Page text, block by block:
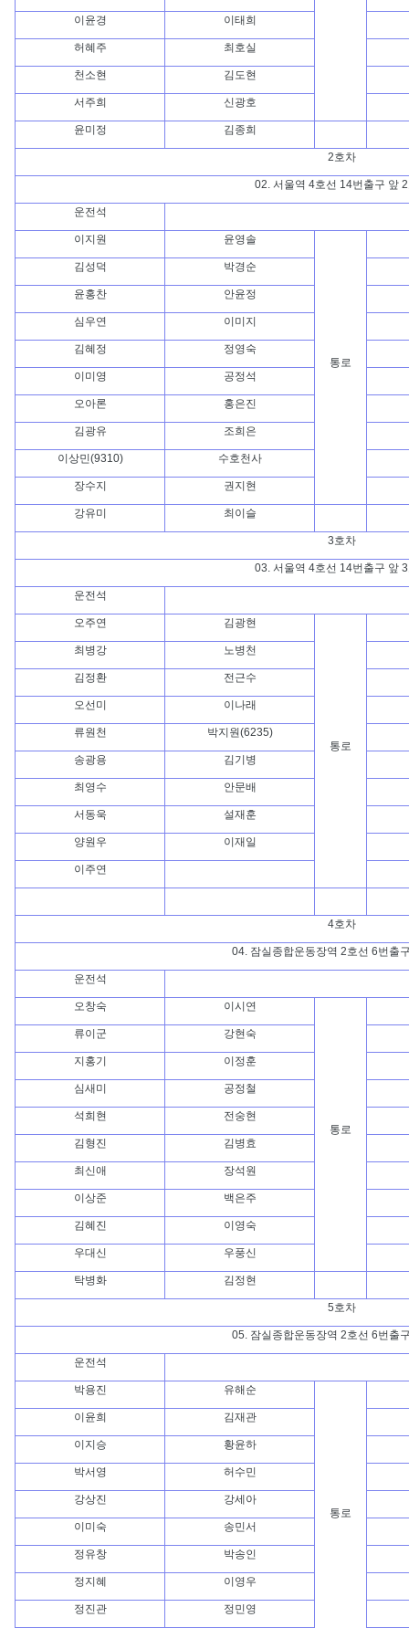
이윤경 이태희
허혜주 최호실
천소현 김도현
서주희 신광호
윤미정 김종희
2호차
02. 서울역 4호선 14번출구 앞
운전석
이지원 윤영솔
통로
김성덕 박경순
윤홍찬 안윤정
심우연 이미지
김혜정 정영숙
이미영 공정석
오아론 홍은진
김광유 조희은
이상민(9310) 수호천사
장수지 권지현
강유미 최이슬
3호차
03. 서울역 4호선 14번출구 앞
운전석
오주연 김광현
통로
최병강 노병천
김정환 전근수
오선미 이나래
류원천 박지원(6235)
송광용 김기병
최영수 안문배
서동욱 설재훈
양원우 이재일
이주연
4호차
04. 잠실종합운동장역 2호선 6번출
운전석
오창숙 이시연
통로
류이군 강현숙
지홍기 이정훈
심새미 공정철
석희현 전숭현
김형진 김병효
최신애 장석원
이상준 백은주
김혜진 이영숙
우대신 우풍신
탁병화 김정현
5호차
05. 잠실종합운동장역 2호선 6번출
운전석
박용진 유해순
통로
이윤희 김재관
이지승 황윤하
박서영 허수민
강상진 강세아
이미숙 송민서
정유창 박송인
정지혜 이영우
정진관 정민영